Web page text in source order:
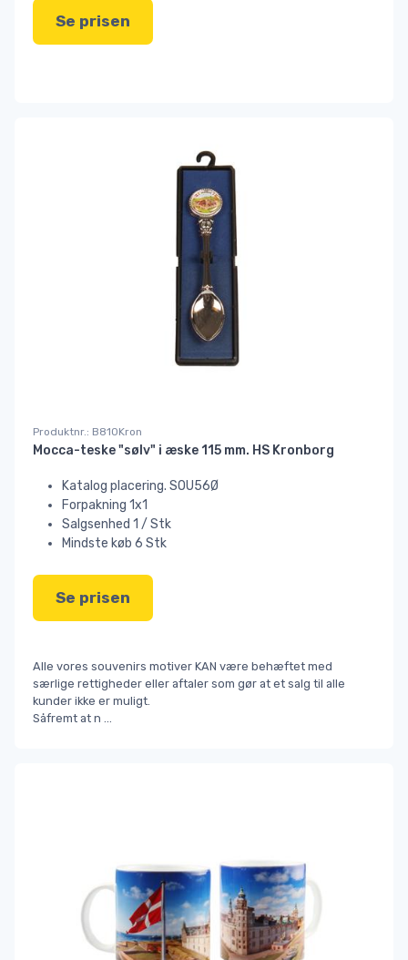
Se prisen
Produktnr.: B810Kron
Mocca-teske "sølv" i æske 115 mm. HS Kronborg
Katalog placering. SOU56Ø
Forpakning 1x1
Salgsenhed 1 / Stk
Mindste køb 6 Stk
Se prisen
Alle vores souvenirs motiver KAN være behæftet med
særlige rettigheder eller aftaler som gør at et salg til alle
kunder ikke er muligt.
Såfremt at n ...